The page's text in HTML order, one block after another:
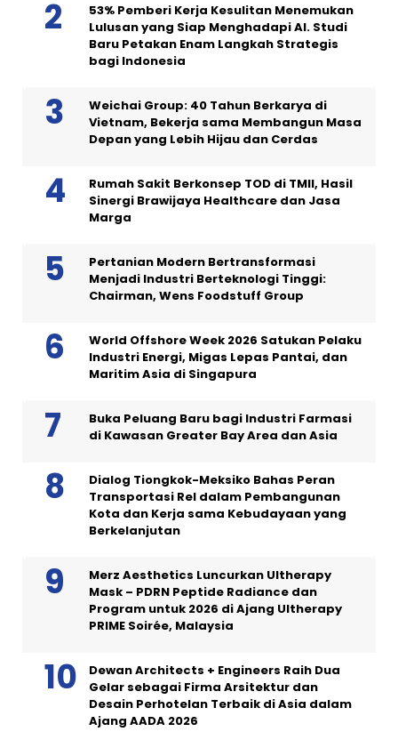
53% Pemberi Kerja Kesulitan Menemukan
Lulusan yang Siap Menghadapi AI. Studi
Baru Petakan Enam Langkah Strategis
bagi Indonesia
Weichai Group: 40 Tahun Berkarya di
Vietnam, Bekerja sama Membangun Masa
Depan yang Lebih Hijau dan Cerdas
Rumah Sakit Berkonsep TOD di TMII, Hasil
Sinergi Brawijaya Healthcare dan Jasa
Marga
Pertanian Modern Bertransformasi
Menjadi Industri Berteknologi Tinggi:
Chairman, Wens Foodstuff Group
World Offshore Week 2026 Satukan Pelaku
Industri Energi, Migas Lepas Pantai, dan
Maritim Asia di Singapura
Buka Peluang Baru bagi Industri Farmasi
di Kawasan Greater Bay Area dan Asia
Dialog Tiongkok-Meksiko Bahas Peran
Transportasi Rel dalam Pembangunan
Kota dan Kerja sama Kebudayaan yang
Berkelanjutan
Merz Aesthetics Luncurkan Ultherapy
Mask – PDRN Peptide Radiance dan
Program untuk 2026 di Ajang Ultherapy
PRIME Soirée, Malaysia
Dewan Architects + Engineers Raih Dua
Gelar sebagai Firma Arsitektur dan
Desain Perhotelan Terbaik di Asia dalam
Ajang AADA 2026